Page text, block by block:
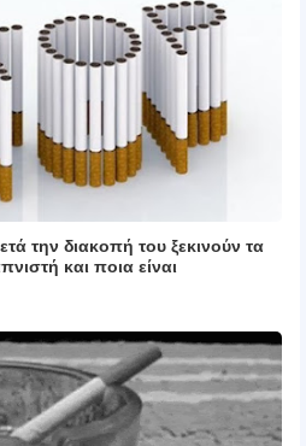
την διακοπή του ξεκινούν τα
και ποια είναι